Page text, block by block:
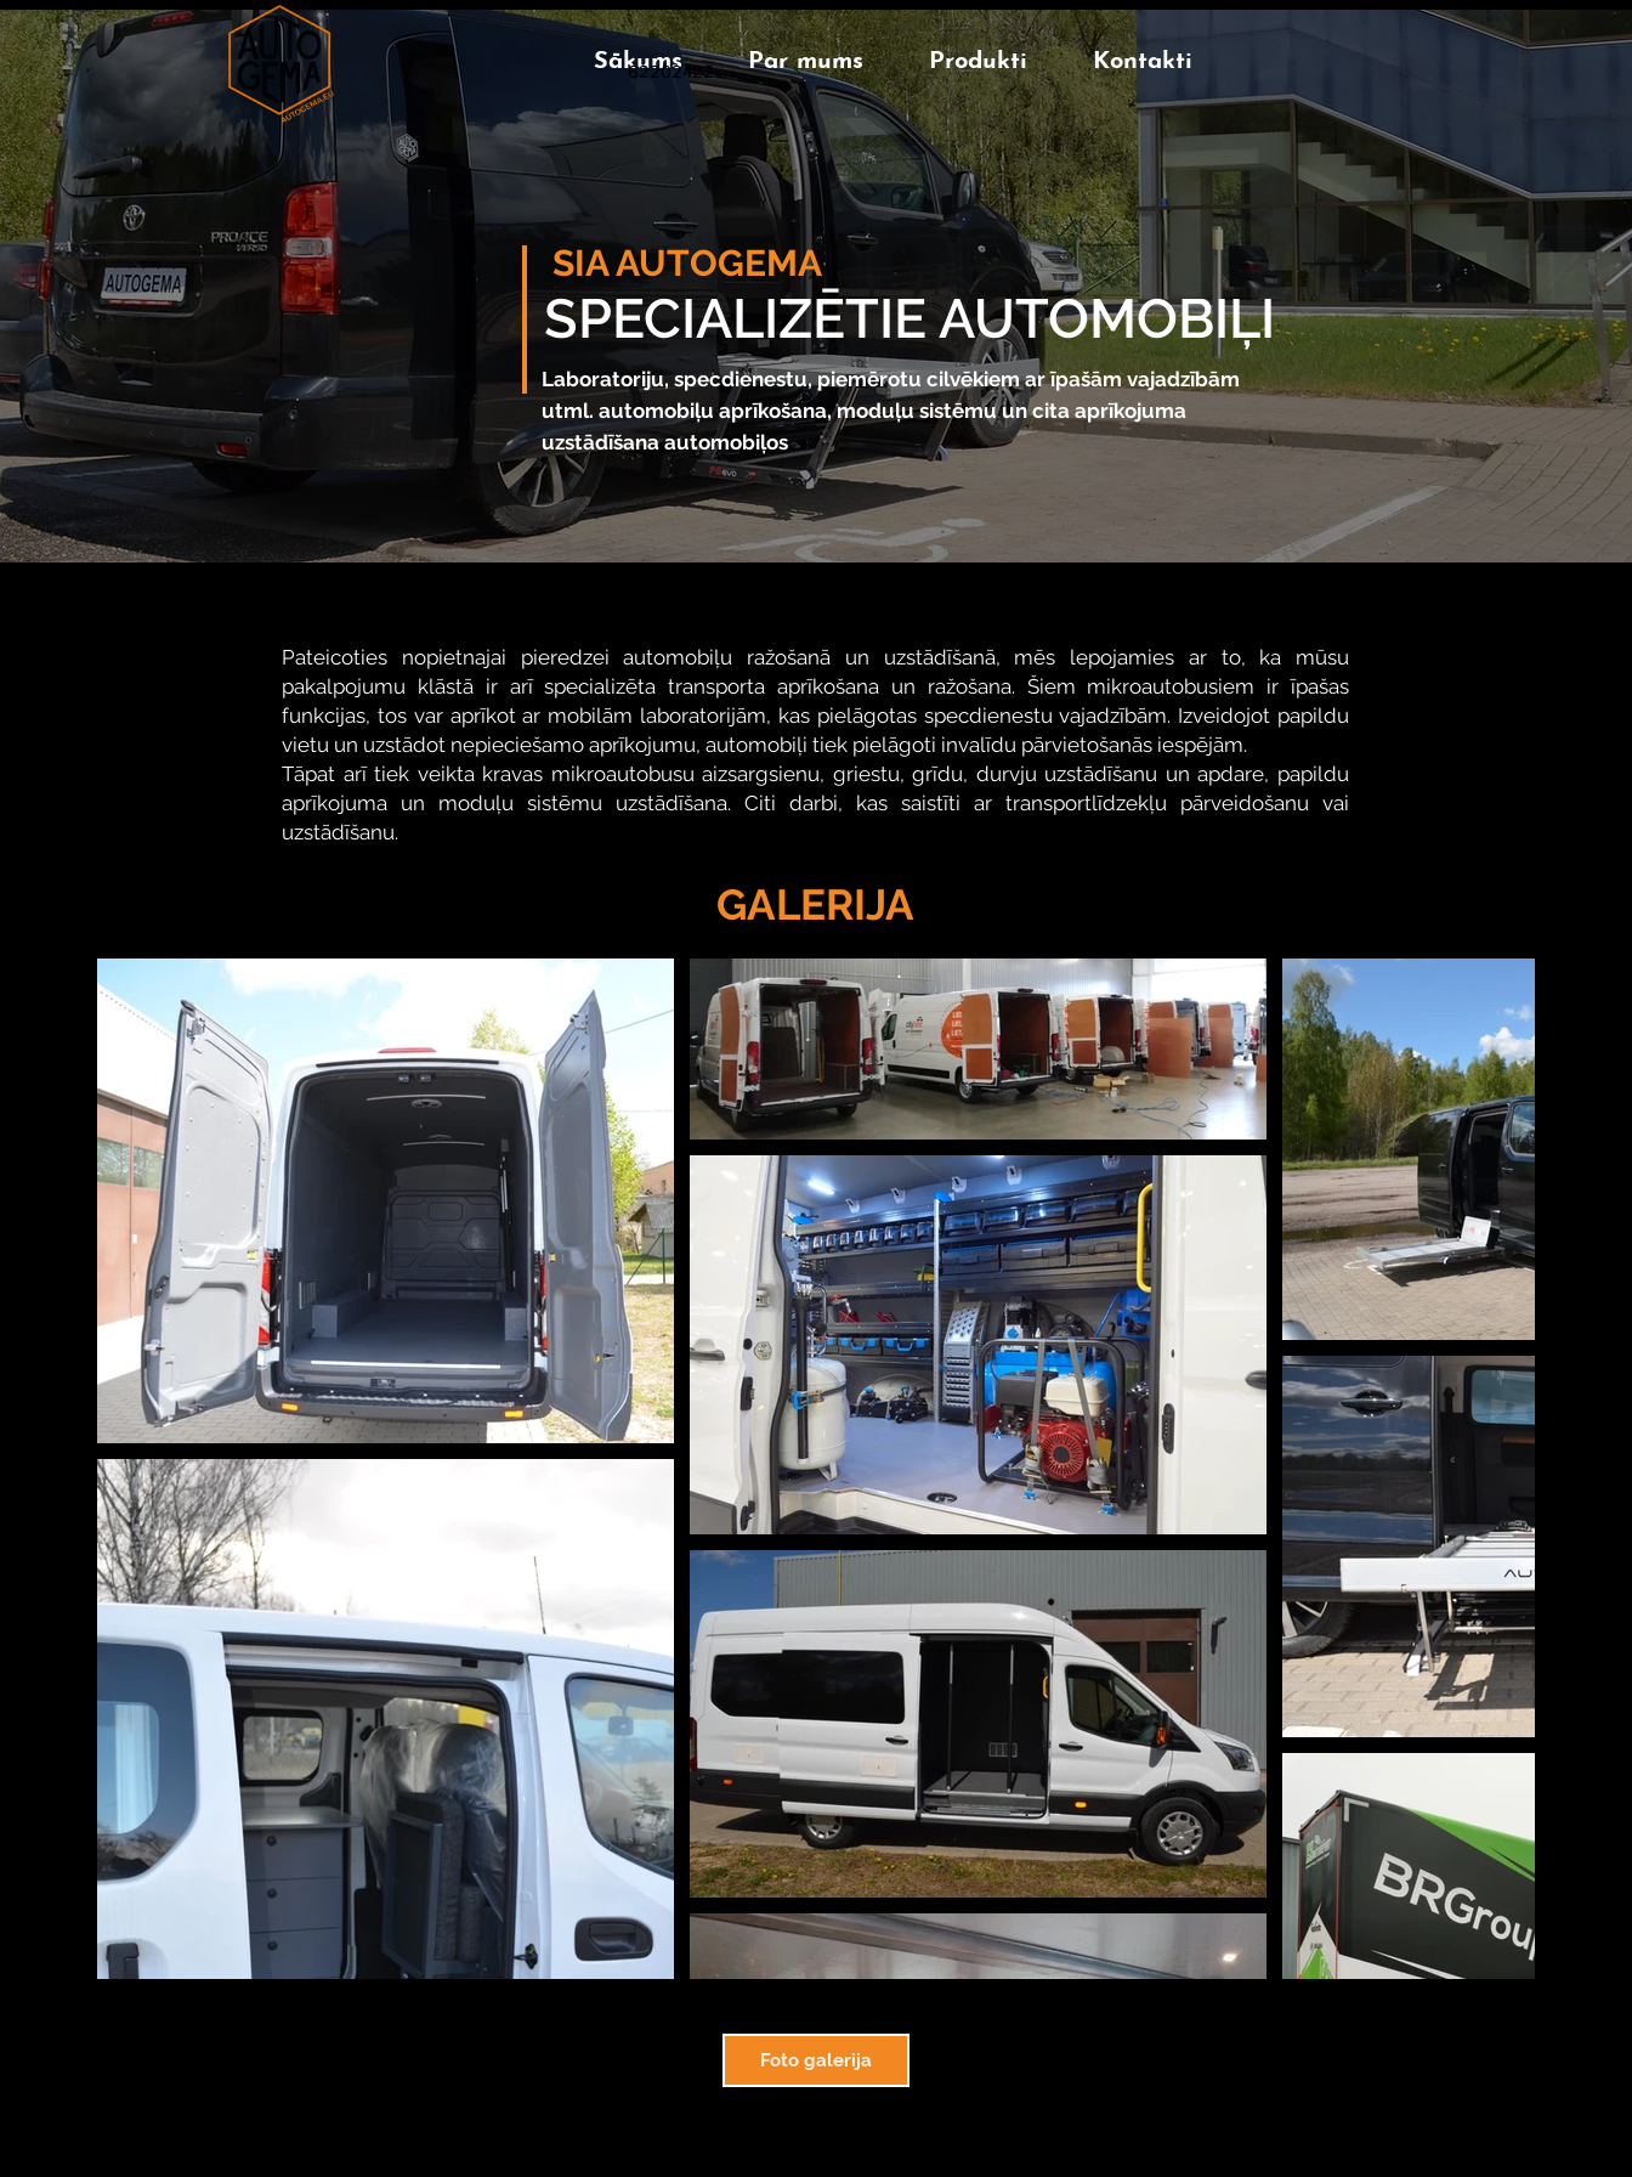
Sākums Par mums Produkti Kontakti
62202422
SIA AUTOGEMA
SPECIALIZĒTIE AUTOMOBIĻI
Laboratoriju, specdienestu, piemērotu cilvēkiem ar īpašām vajadzībām
utml. automobiļu aprīkošana, moduļu sistēmu un cita aprīkojuma
uzstādīšana automobiļos
Pateicoties nopietnajai pieredzei automobiļu ražošanā un uzstādīšanā, mēs lepojamies ar to, ka mūsu
pakalpojumu klāstā ir arī specializēta transporta aprīkošana un ražošana. Šiem mikroautobusiem ir īpašas
funkcijas, tos var aprīkot ar mobilām laboratorijām, kas pielāgotas specdienestu vajadzībām. Izveidojot papildu
vietu un uzstādot nepieciešamo aprīkojumu, automobiļi tiek pielāgoti invalīdu pārvietošanās iespējām.
Tāpat arī tiek veikta kravas mikroautobusu aizsargsienu, griestu, grīdu, durvju uzstādīšanu un apdare, papildu
aprīkojuma un moduļu sistēmu uzstādīšana. Citi darbi, kas saistīti ar transportlīdzekļu pārveidošanu vai
uzstādīšanu.
GALERIJA
Foto galerija